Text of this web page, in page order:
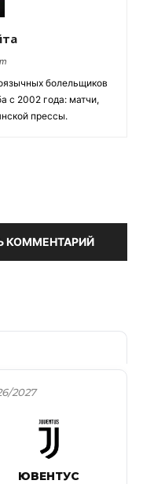
болельщиков
с 2002 года: матчи,
прессы.
КОММЕНТАРИЙ
2027
ЮВЕНТУС